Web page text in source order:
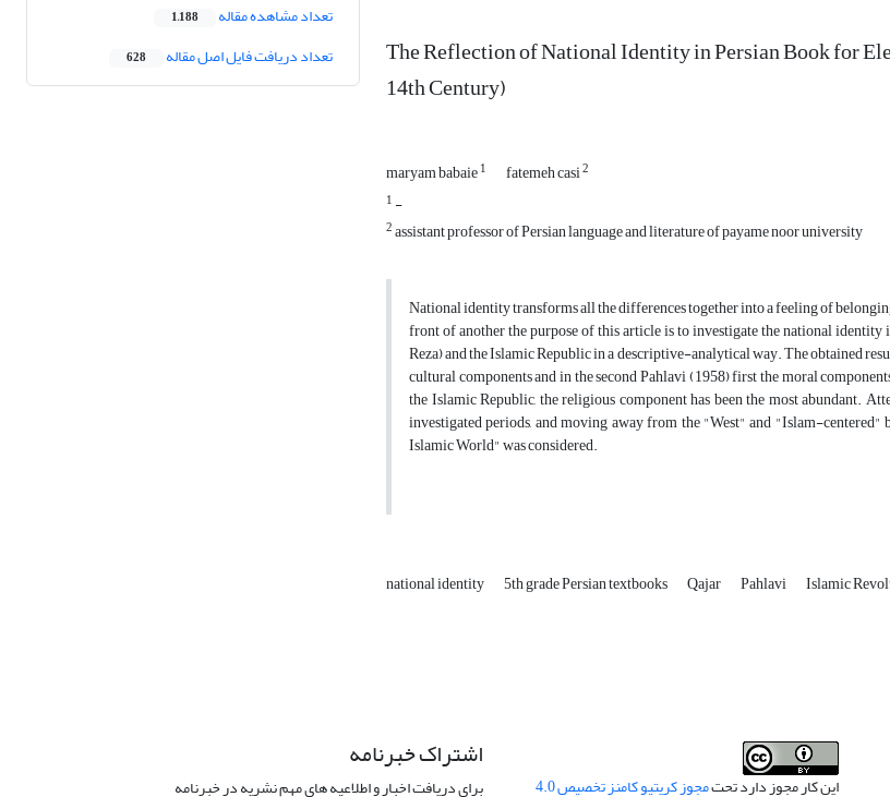
The Reflection of National Identity in Persian Book for
14th Century)
maryam babaie1 fatemeh casi2
1 -
2assistant professor of Persian language and literature of payame noor university
National identity transforms all the differences together into a feeling of
front of another the purpose of this article is to investigate the national identity
Reza) and the Islamic Republic in a descriptive-analytical way. The obtained
cultural components and in the second Pahlavi (1958) first the moral
the Islamic Republic, the religious component has been the most abundant.
investigated periods, and moving away from the "West" and "Islam-
Islamic World" was considered.
national identity 5th grade Persian textbooks Qajar Pahlavi Islamic
تعداد مشاهده مقاله 1,188
تعداد دریافت فایل اصل مقاله 628
این کار مجوز دارد تحت مجوز کریتیو کامنز تخصیص 4.0
اشتراک خبرنامه
برای دریافت اخبار و اطلاعیه های مهم نشریه در خبرنامه